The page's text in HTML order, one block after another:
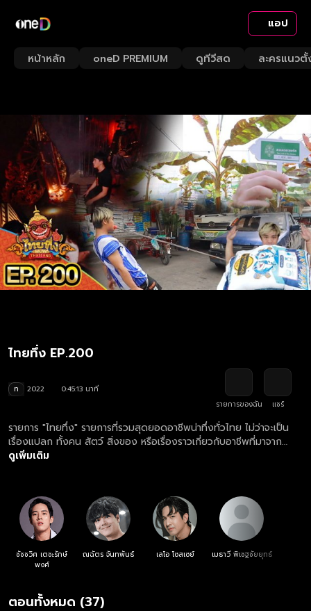
แอป
หน้าหลัก oneD PREMIUM ดูทีวีสด ละครแนวตั้
ไทยทึ่ง EP.200
ท 2022
0:45:13 นาที
รายการของฉัน
แชร์
รายการ "ไทยทึ่ง" รายการที่รวมสุดยอดอาชีพน่าทึ่งทั่วไทย ไม่ว่าจะเป็น
เรื่องแปลก ทั้งคน สัตว์ สิ่งของ หรือเรื่องราวเกี่ยวกับอาชีพที่มาจาก
ภูมิปัญญาคนไทย รวมถึงร้านอาหารเด็ด ๆ ไอเดียแปลก และสถานที่สุด
ดูเพิ่มเติม
ชัชชวิศ เตชะรักษ์
พงศ์
ณฉัตร จันทพันธ์ เลโอ โซสเซย์ เมธาวี พิเชฐชัยยุทธ์
ตอนทั้งหมด (37)